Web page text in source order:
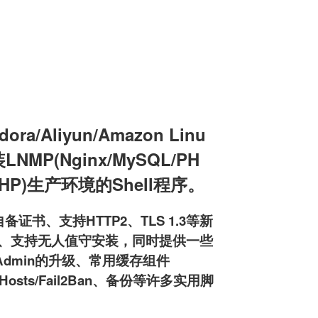
Aliyun/Amazon Linu
MySQL/PH
生产环境的Shell程序。
证书、支持HTTP2、TLS 1.3等新
支持无人值守安装，同时提供一些
的升级、常用缓存组件
Fail2Ban、备份等许多实用脚